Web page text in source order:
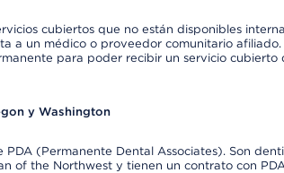
cubiertos que no están disponibles
a un médico o proveedor comunitario
para poder recibir un servicio cubierto
y Washington
(Permanente Dental Associates). Son
of the Northwest y tienen un contrato con